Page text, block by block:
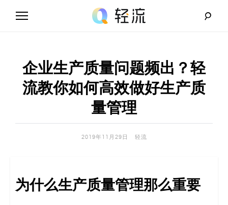
流
_
I
码
企业生产质量问题频出？轻
流教你如何高效做好生产质
量管理
2019年11月29日 轻流
为什么生产质量管理那么重要